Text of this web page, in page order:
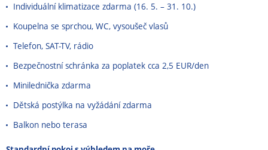
Individuální klimatizace zdarma (16. 5. – 31. 10.)
Koupelna se sprchou, WC, vysoušeč vlasů
Telefon, SAT-TV, rádio
Bezpečnostní schránka za poplatek cca 2,5 EUR/den
Minilednička zdarma
Dětská postýlka na vyžádání zdarma
Balkon nebo terasa